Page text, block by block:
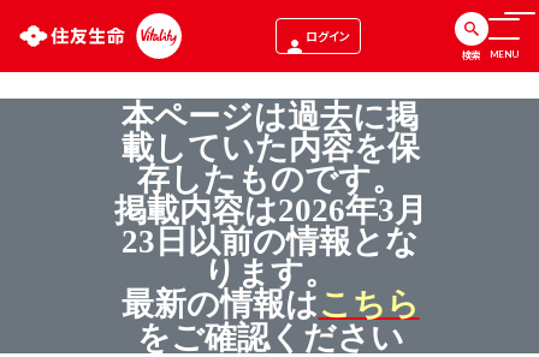
ログイン
検索 MENU
本ページは過去に掲
載していた内容を保
存したものです。
掲載内容は2026年3月
23 日以前の情報とな
ります。
最新の情報はこちら
をご確認ください